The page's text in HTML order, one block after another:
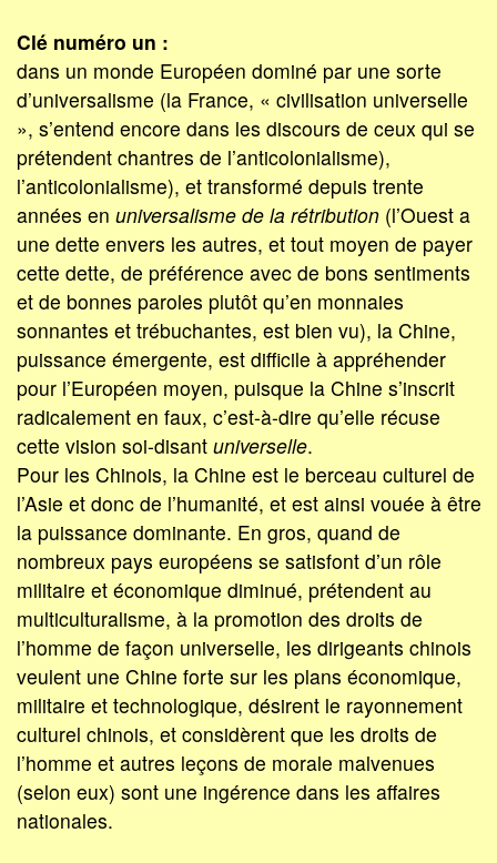
Clé numéro un :
dans un monde Européen dominé par une sorte
d’universalisme (la France, « civilisation universelle
», s’entend encore dans les discours de ceux qui se
prétendent chantres de l’anticolonialisme),
l’anticolonialisme), et transformé depuis trente
années en universalisme de la rétribution (l’Ouest a
une dette envers les autres, et tout moyen de payer
cette dette, de préférence avec de bons sentiments
et de bonnes paroles plutôt qu’en monnaies
sonnantes et trébuchantes, est bien vu), la Chine,
puissance émergente, est difficile à appréhender
pour l’Européen moyen, puisque la Chine s’inscrit
radicalement en faux, c’est-à-dire qu’elle récuse
cette vision soi-disant universelle.
Pour les Chinois, la Chine est le berceau culturel de
l’Asie et donc de l’humanité, et est ainsi vouée à être
la puissance dominante. En gros, quand de
nombreux pays européens se satisfont d’un rôle
militaire et économique diminué, prétendent au
multiculturalisme, à la promotion des droits de
l’homme de façon universelle, les dirigeants chinois
veulent une Chine forte sur les plans économique,
militaire et technologique, désirent le rayonnement
culturel chinois, et considèrent que les droits de
l’homme et autres leçons de morale malvenues
(selon eux) sont une ingérence dans les affaires
nationales.